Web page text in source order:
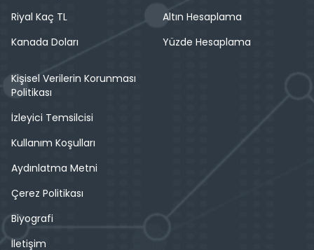
Riyal Kaç TL
Kanada Doları
Altın Hesaplama
Yüzde Hesaplama
Kişisel Verilerin Korunması
Politikası
İzleyici Temsilcisi
Kullanım Koşulları
Aydınlatma Metni
Çerez Politikası
Biyografi
İletişim